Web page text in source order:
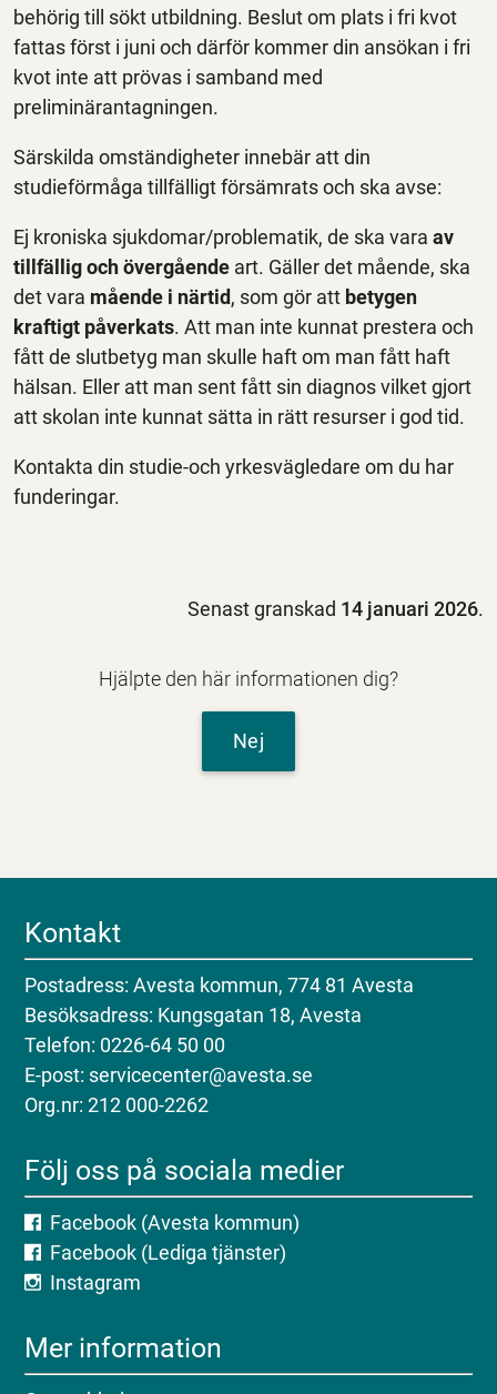
behörig till sökt utbildning. Beslut om plats i fri kvot
fattas först i juni och därför kommer din ansökan i fri
kvot inte att prövas i samband med
preliminärantagningen.
Särskilda omständigheter innebär att din
studieförmåga tillfälligt försämrats och ska avse:
Ej kroniska sjukdomar/problematik, de ska vara av
tillfällig och övergåendeart. Gäller det mående, ska
det vara mående i närtid, som gör attbetygen
kraftigt påverkats. Att man inte kunnat prestera och
fått de slutbetyg man skulle haft om man fått haft
hälsan. Eller att man sent fått sin diagnos vilket gjort
att skolan inte kunnat sätta in rätt resurser i god tid.
Kontakta din studie-och yrkesvägledare om du har
funderingar.
Senast granskad 14 januari 2026.
Hjälpte den här informationen dig?
Nej
Kontakt
Postadress: Avesta kommun, 774 81 Avesta
Besöksadress: Kungsgatan 18, Avesta
Telefon: 0226-64 50 00
E-post: servicecenter@avesta.se
Org.nr: 212 000-2262
Följ oss på sociala medier
Facebook (Avesta kommun)
Facebook (Lediga tjänster)
Instagram
Mer information